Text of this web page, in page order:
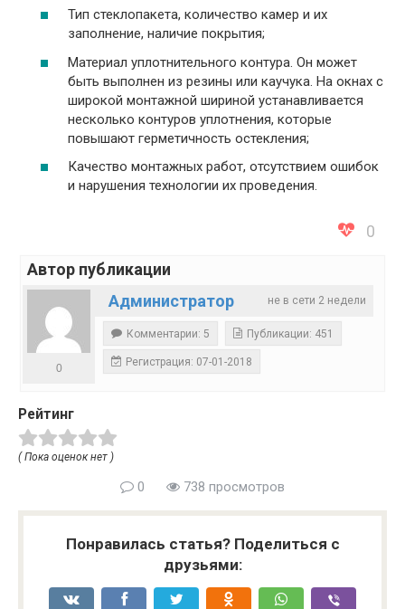
Тип стеклопакета, количество камер и их
заполнение, наличие покрытия;
Материал уплотнительного контура. Он может
быть выполнен из резины или каучука. На окнах с
широкой монтажной шириной устанавливается
несколько контуров уплотнения, которые
повышают герметичность остекления;
Качество монтажных работ, отсутствием ошибок
и нарушения технологии их проведения.
0
Автор публикации
не в сети 2 недели
Администратор
0
Комментарии: 5 Публикации: 451
Регистрация: 07-01-2018
Рейтинг
( Пока оценок нет )
0 738 просмотров
Понравилась статья? Поделиться с
друзьями: